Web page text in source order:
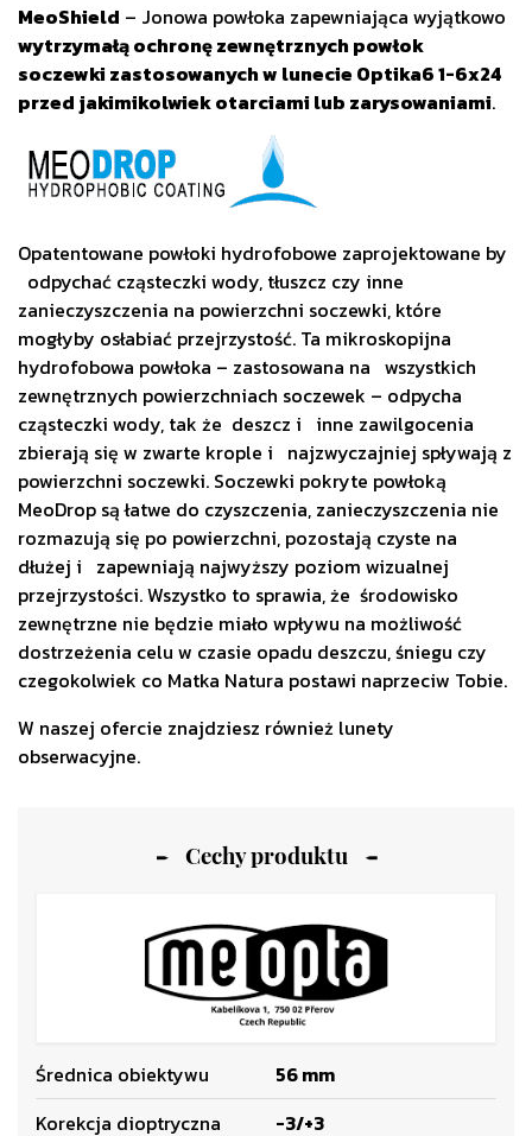
Cechy produktu
Średnica obiektywu
56 mm
Korekcja dioptryczna
-3/+3
MeoShield – Jonowa powłoka zapewniająca wyjątkowo
wytrzymałą ochronę zewnętrznych powłok
soczewki zastosowanych w lunecie Optika6 1-6x24
przed jakimikolwiek otarciami lub zarysowaniami.
Opatentowane powłoki hydrofobowe zaprojektowane by
odpychać cząsteczki wody, tłuszcz czy inne
zanieczyszczenia na powierzchni soczewki, które
mogłyby osłabiać przejrzystość. Ta mikroskopijna
hydrofobowa powłoka – zastosowana na wszystkich
zewnętrznych powierzchniach soczewek – odpycha
cząsteczki wody, tak że deszcz i inne zawilgocenia
zbierają się w zwarte krople i najzwyczajniej spływają z
powierzchni soczewki. Soczewki pokryte powłoką
MeoDrop są łatwe do czyszczenia, zanieczyszczenia nie
rozmazują się po powierzchni, pozostają czyste na
dłużej i zapewniają najwyższy poziom wizualnej
przejrzystości. Wszystko to sprawia, że środowisko
zewnętrzne nie będzie miało wpływu na możliwość
dostrzeżenia celu w czasie opadu deszczu, śniegu czy
czegokolwiek co Matka Natura postawi naprzeciw Tobie.
W naszej ofercie znajdziesz również lunety
obserwacyjne.